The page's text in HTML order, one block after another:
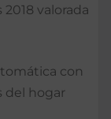
valorada
con
del hogar